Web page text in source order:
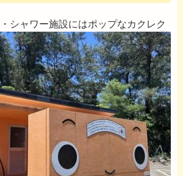
シャワー施設にはポップなカクレク